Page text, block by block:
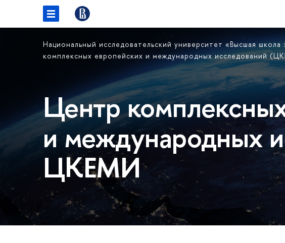
Национальный исследовательский университет «Высшая
комплексных европейских и международных исследований
Центр
и международных
ЦКЕМИ